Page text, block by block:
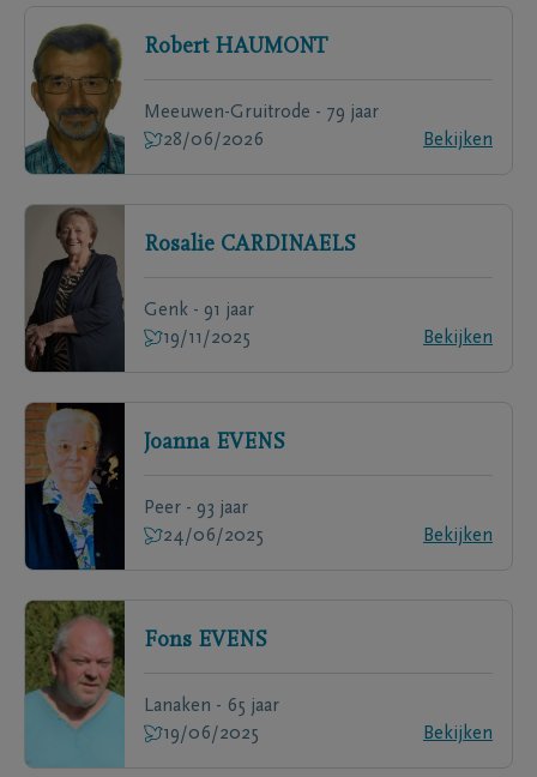
Robert HAUMONT
Meeuwen-Gruitrode - 79 jaar
28/06/2026
Bekijken
Rosalie CARDINAELS
Genk - 91 jaar
19/11/2025
Bekijken
Joanna EVENS
Peer - 93 jaar
24/06/2025
Bekijken
Fons EVENS
Lanaken - 65 jaar
19/06/2025
Bekijken